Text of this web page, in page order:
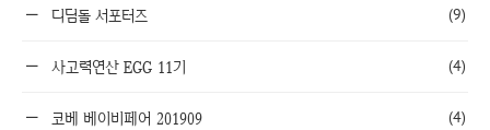
디딤돌 서포터즈 (9)
사고력연산 EGG 11기 (4)
코베 베이비페어 201909 (4)